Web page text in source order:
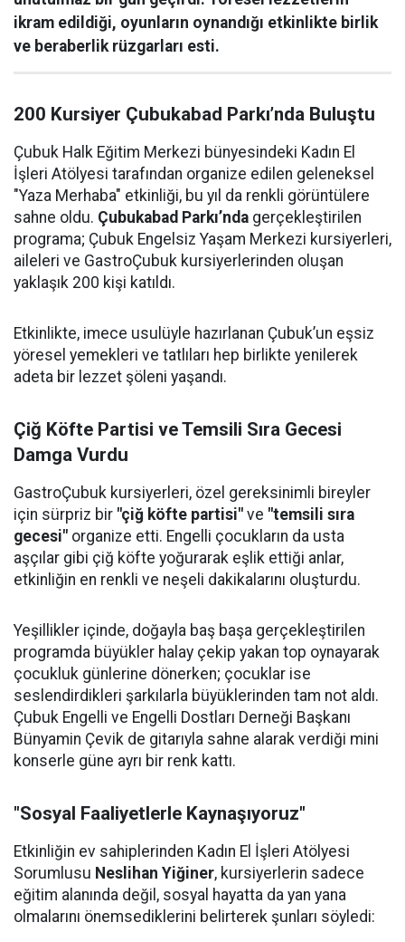
ikram edildiği, oyunların oynandığı etkinlikte birlik
ve beraberlik rüzgarları esti.
200 Kursiyer Çubukabad Parkı’nda Buluştu
Çubuk Halk Eğitim Merkezi bünyesindeki Kadın El
İşleri Atölyesi tarafından organize edilen geleneksel
"Yaza Merhaba" etkinliği, bu yıl da renkli görüntülere
sahne oldu. Çubukabad Parkı’nda gerçekleştirilen
programa; Çubuk Engelsiz Yaşam Merkezi kursiyerleri,
aileleri ve GastroÇubuk kursiyerlerinden oluşan
yaklaşık 200 kişi katıldı.
Etkinlikte, imece usulüyle hazırlanan Çubuk’un eşsiz
yöresel yemekleri ve tatlıları hep birlikte yenilerek
adeta bir lezzet şöleni yaşandı.
Çiğ Köfte Partisi ve Temsili Sıra Gecesi
Damga Vurdu
GastroÇubuk kursiyerleri, özel gereksinimli bireyler
için sürpriz bir "çiğ köfte partisi" ve "temsili sıra
gecesi" organize etti. Engelli çocukların da usta
aşçılar gibi çiğ köfte yoğurarak eşlik ettiği anlar,
etkinliğin en renkli ve neşeli dakikalarını oluşturdu.
Yeşillikler içinde, doğayla baş başa gerçekleştirilen
programda büyükler halay çekip yakan top oynayarak
çocukluk günlerine dönerken; çocuklar ise
seslendirdikleri şarkılarla büyüklerinden tam not aldı.
Çubuk Engelli ve Engelli Dostları Derneği Başkanı
Bünyamin Çevik de gitarıyla sahne alarak verdiği mini
konserle güne ayrı bir renk kattı.
"Sosyal Faaliyetlerle Kaynaşıyoruz"
Etkinliğin ev sahiplerinden Kadın El İşleri Atölyesi
Sorumlusu Neslihan Yiğiner, kursiyerlerin sadece
eğitim alanında değil, sosyal hayatta da yan yana
olmalarını önemsediklerini belirterek şunları söyledi: